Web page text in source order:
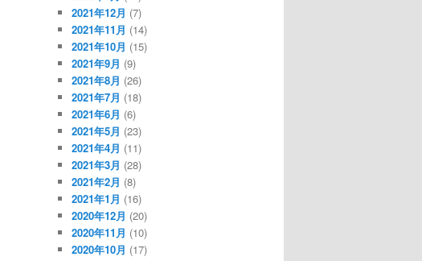
2021年12月 (7)
2021年11月 (14)
2021年10月 (15)
2021年9月 (9)
2021年8月 (26)
2021年7月 (18)
2021年6月 (6)
2021年5月 (23)
2021年4月 (11)
2021年3月 (28)
2021年2月 (8)
2021年1月 (16)
2020年12月 (20)
2020年11月 (10)
2020年10月 (17)